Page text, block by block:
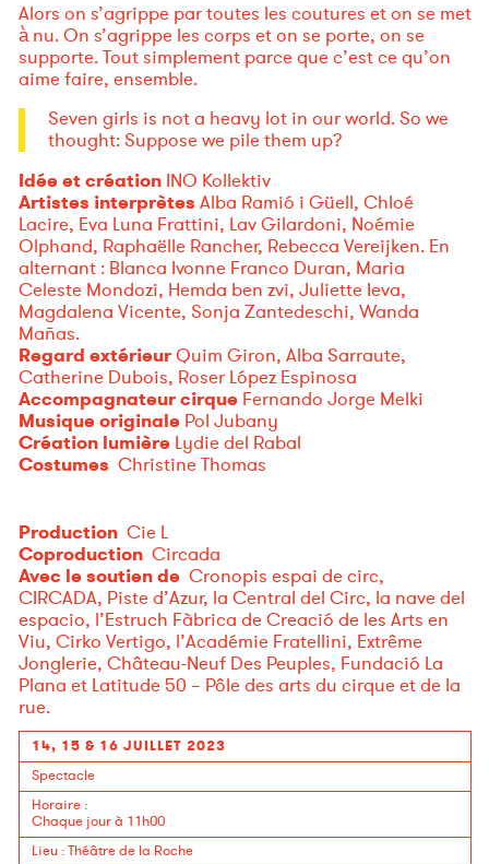
Alors on s’agrippe par toutes les coutures et on se met
à̀ nu. On s’agrippe les corps et on se porte, on se
supporte. Tout simplement parce que c’est ce qu’on
aime faire, ensemble.
Seven girls is not a heavy lot in our world. So we
thought: Suppose we pile them up?
Idée et créationINO Kollektiv
Artistes interprètes Alba Ramió i Güell, Chloé
Lacire, Eva Luna Frattini, Lav Gilardoni, Noémie
Olphand, Raphaëlle Rancher, Rebecca Vereijken. En
alternant : Blanca Ivonne Franco Duran, Maria
Celeste Mondozi, Hemda ben zvi, Juliette Ieva,
Magdalena Vicente, Sonja Zantedeschi, Wanda
Mañas.
Regard extérieurQuim Giron, Alba Sarraute,
Catherine Dubois, Roser López Espinosa
Accompagnateur cirqueFernando Jorge Melki
Musique originalePol Jubany
Création lumièreLydie del Rabal
Costumes Christine Thomas
ProductionCie L
CoproductionCircada
Avec le soutien deCronopis espai de circ,
CIRCADA, Piste d’Azur, la Central del Circ, la nave del
espacio, l’Estruch Fàbrica de Creació de les Arts en
Viu, Cirko Vertigo, l’Académie Fratellini, Extrême
Jonglerie, Château-Neuf Des Peuples, Fundació La
Plana et Latitude 50 – Pôle des arts du cirque et de la
rue.
14, 15 & 16 JUILLET 2023
Spectacle
Horaire:
Chaque jour à 11h00
Lieu:Théâtre de la Roche